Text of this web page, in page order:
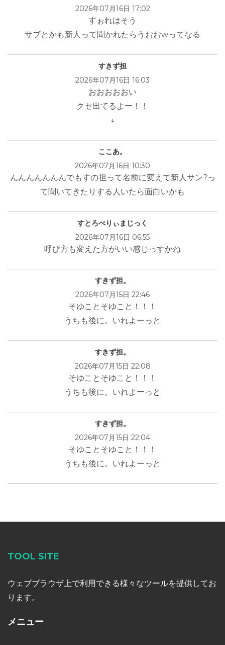
2026年07月16日 17:02
すぉれはそう
サブとかも新人って聞かれたらうおおwってなる
すきず担
2026年07月16日 16:03
おおおおおい
クセ出てるよー！！
↓
ここあ。
2026年07月16日 10:30
んんんんんんんでもすの担って名前に変えて新人サン?っ
て聞いてきたりする人いたら面白いかも
すとろべりぃまじっく
2026年07月16日 06:55
呼び方も変えた方がいい感じっすかね
すきず担。
2026年07月15日 22:46
そゆことそゆこと！！！
うちも後に。いれよーっと
すきず担。
2026年07月15日 22:08
そゆことそゆこと！！！
うちも後に。いれよーっと
すきず担。
2026年07月15日 22:04
そゆことそゆこと！！！
うちも後に。いれよーっと
TOOL SITE
ウェブブラウザ上で利用できる様々なツールを提供してお
ります。
メニュー